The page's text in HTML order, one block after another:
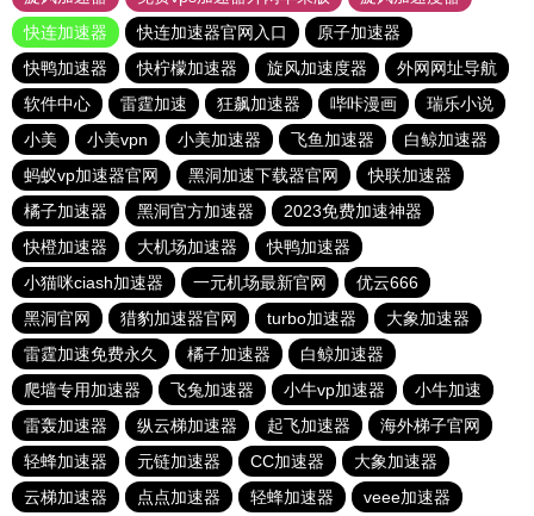
快连加速器
快连加速器官网入口
原子加速器
快鸭加速器
快柠檬加速器 旋风加速度器
外网网址导航
软件中心
雷霆加速 狂飙加速器 哔咔漫画
瑞乐小说
小美
小美vpn 小美加速器 飞鱼加速器
白鲸加速器
蚂蚁vp加速器官网
黑洞加速下载器官网
快联加速器
橘子加速器
黑洞官方加速器
2023免费加速神器
快橙加速器
大机场加速器
快鸭加速器
小猫咪ciash加速器
一元机场最新官网
优云666
黑洞官网
猎豹加速器官网 turbo加速器
大象加速器
雷霆加速免费永久
橘子加速器
白鲸加速器
爬墙专用加速器
飞兔加速器 小牛vp加速器
小牛加速
雷轰加速器
纵云梯加速器 起飞加速器
海外梯子官网
轻蜂加速器
元链加速器 CC加速器
大象加速器
云梯加速器
点点加速器 轻蜂加速器 veee加速器